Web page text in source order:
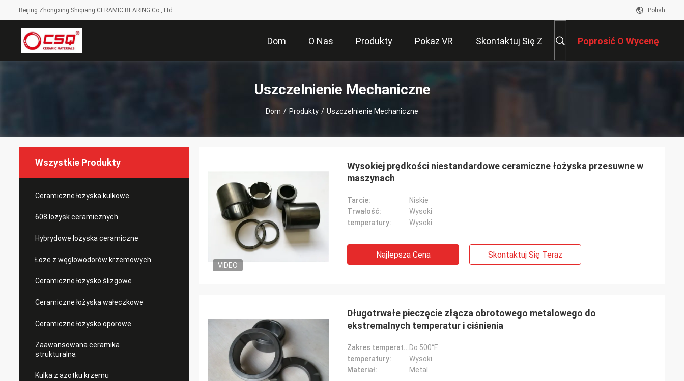
Beijing Zhongxing Shiqiang CERAMIC BEARING Co., Ltd. Polish
Dom O Nas Produkty Pokaz VR Skontaktuj Się Z Poprosić O Wycenę
Uszczelnienie Mechaniczne
Dom / Produkty / Uszczelnienie Mechaniczne
Wszystkie Produkty
Ceramiczne łożyska kulkowe
608 łożysk ceramicznych
Hybrydowe łożyska ceramiczne
Łoże z węglowodorów krzemowych
Ceramiczne łożysko ślizgowe
Ceramiczne łożyska wałeczkowe
Ceramiczne łożysko oporowe
Zaawansowana ceramika
strukturalna
Kulka z azotku krzemu
VIDEO
Wysokiej prędkości niestandardowe ceramiczne łożyska przesuwne w
maszynach
Tarcie:
Niskie
Trwałość:
Wysoki
temperatury:
Wysoki
Najlepsza Cena Skontaktuj Się Teraz
Długotrwałe pieczęcie złącza obrotowego metalowego do
ekstremalnych temperatur i ciśnienia
Zakres temperatury: Do 500°F
temperatury:
Wysoki
Materiał:
Metal